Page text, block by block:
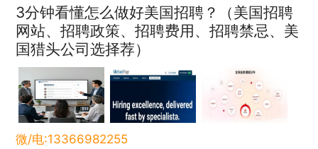
3分钟看懂怎么做好美国招聘？（美国招聘
网站、招聘政策、招聘费用、招聘禁忌、美
国猎头公司选择荐）
微/电:13366982255